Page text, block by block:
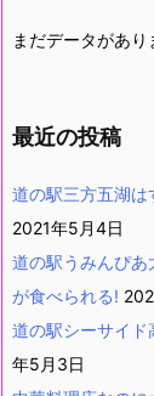
まだデータがあり
最近の投稿
道の駅三方五湖は
2021年5月4日
道の駅うみんぴ
が食べられる!
道の駅シーサイド
年5月3日